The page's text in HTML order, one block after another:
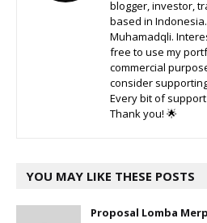
blogger, investor,
based in
Muhamadqli.
free to use my
commercial
consider
Every bit of
Thank you! 🌟
YOU MAY LIKE THESE POSTS
Proposal Lomba